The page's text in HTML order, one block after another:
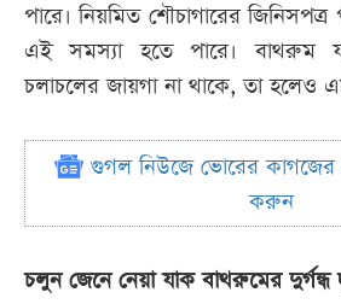
পারে। নিয়মিত শৌচাগারের জিনিসপত্র
এই সমস্যা হতে পারে। বাথরুম
চলাচলের জায়গা না থাকে, তা হলেও
গুগল নিউজে ভোরের
করুন
চলুন জেনে নেয়া যাক বাথরুমের